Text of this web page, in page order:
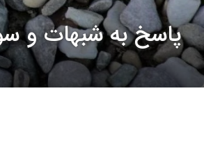
پاسخ به شبهات و